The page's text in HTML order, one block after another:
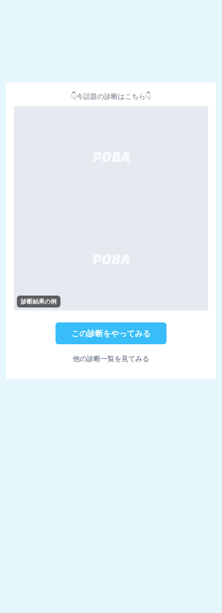
👇今話題の診断はこちら👇
診断結果の例
この診断をやってみる
他の診断一覧を見てみる